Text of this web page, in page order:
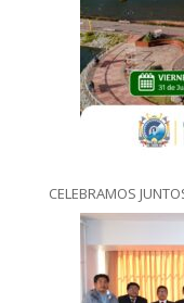
CELEBRAMOS